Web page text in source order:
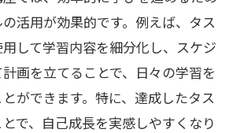
活用が効果的です。例えば、タス
して学習内容を細分化し、スケジ
画を立てることで、日々の学習を
ができます。特に、達成したタス
で、自己成長を実感しやすくなり